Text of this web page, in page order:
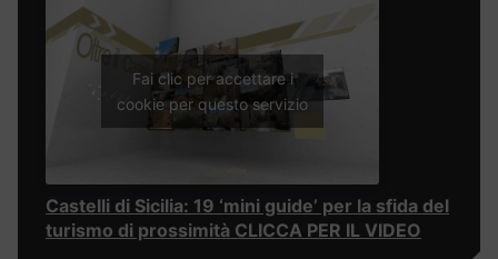
Fai clic per accettare i
cookie per questo servizio
Castelli di Sicilia: 19 ‘mini guide’ per la sfida del
turismo di prossimità CLICCA PER IL VIDEO